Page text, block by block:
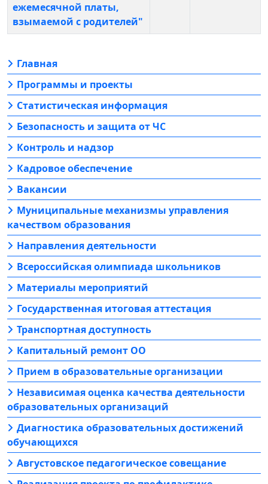
Главная
Программы и проекты
Статистическая информация
Безопасность и защита от ЧС
Контроль и надзор
Кадровое обеспечение
Вакансии
Муниципальные механизмы управления
качеством образования
Направления деятельности
Всероссийская олимпиада школьников
Материалы мероприятий
Государственная итоговая аттестация
Транспортная доступность
Капитальный ремонт ОО
Прием в образовательные организации
Независимая оценка качества деятельности
образовательных организаций
Диагностика образовательных достижений
обучающихся
Августовское педагогическое совещание
ежемесячной платы,
взымаемой с родителей"